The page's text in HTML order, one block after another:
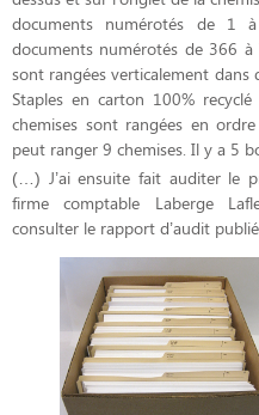
documents numérotés de 1
documents numérotés de 366
sont rangées verticalement dans
Staples en carton 100%
chemises sont rangées en
peut ranger 9 chemises. Il y a 5
(…) J’ai ensuite fait auditer le
firme comptable Laberge
consulter le rapport d’audit